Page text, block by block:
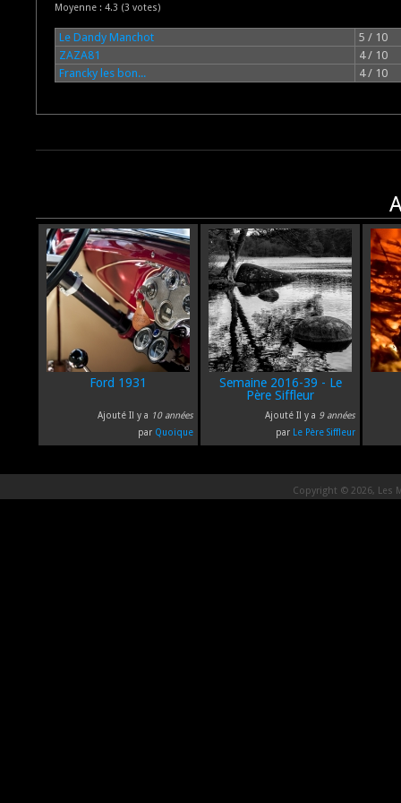
Moyenne : 4.3 (3 votes)
Le Dandy Manchot
5 / 10
ZAZA81
4 / 10
Francky les bon...
4 / 10
Ford 1931
Ajouté Il y a 10 années
par Quoique
Semaine 2016-39 - Le
Père Siffleur
Ajouté Il y a 9 années
par Le Père Siffleur
Copyright © 2026, Les